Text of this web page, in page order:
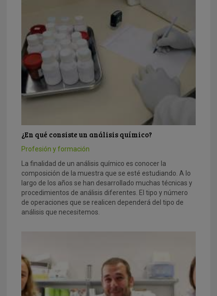
¿En qué consiste un análisis químico?
Profesión y formación
La finalidad de un análisis químico es conocer la
composición de la muestra que se esté estudiando. A lo
largo de los años se han desarrollado muchas técnicas y
procedimientos de análisis diferentes. El tipo y número
de operaciones que se realicen dependerá del tipo de
análisis que necesitemos.